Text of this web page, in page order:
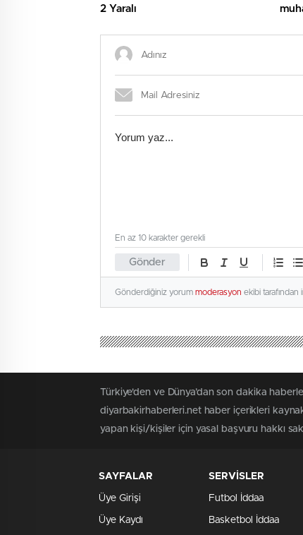
2 Yaralı
Gönder
En az 10 karakter gerekli
Gönderdiğiniz yorum moderasyon ekibi tarafından
Türkiye'den ve Dünya’dan son dakika
diyarbakirhaberleri.net haber içerikleri
yapan kişi/kişiler için yasal başvuru hakkı
SAYFALAR
Üye Girişi
Üye Kaydı
SERVİSLER
Futbol İddaa
Basketbol İddaa